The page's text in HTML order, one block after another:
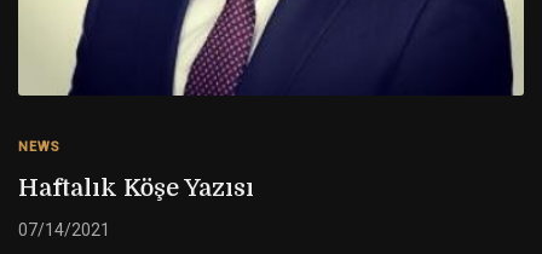
NEWS
Haftalık Köşe Yazısı
07/14/2021